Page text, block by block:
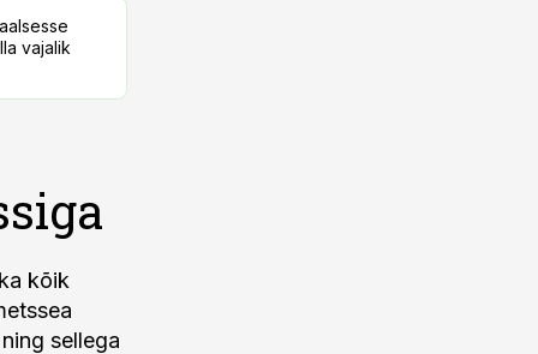
vajalik
kõik
sellega